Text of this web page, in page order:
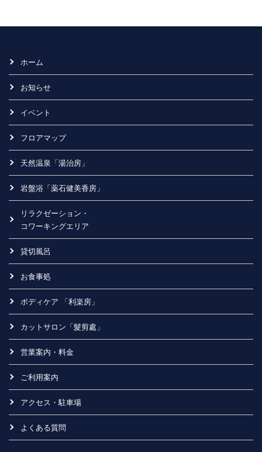
ホーム
お知らせ
イベント
フロアマップ
天然温泉「湯治房」
岩盤浴「薬石健美香房」
リラクゼーション・
コワーキングエリア
貸切風呂
お食事処
ボディケア 「利楽房」
カットサロン「髮剪處」
営業案内・料金
ご利用案内
アクセス・駐車場
よくある質問